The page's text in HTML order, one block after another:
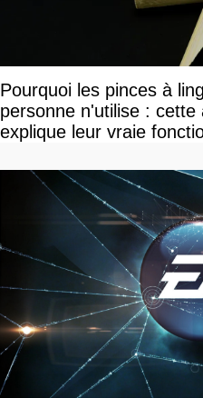
Pourquoi les pinces à
personne n'utilise :
explique leur vraie